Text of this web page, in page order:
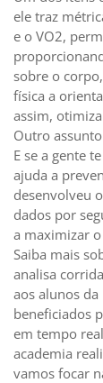
ele traz
e o VO2,
sobre o
física a
assim,
Outro
E se a gente
ajuda a
desenvolveu
dados por
a maximizar
Saiba mais
analisa
aos alunos
beneficiados
em tempo
academia
vamos focar